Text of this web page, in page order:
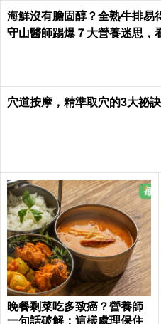
海鮮沒有膽固醇？全熟牛排易
守山醫師踢爆７大營養迷思，
穴道按摩，精準取穴的3大祕訣
晚餐剩菜吃多致癌？營養師
一句話破解：這樣處理保住